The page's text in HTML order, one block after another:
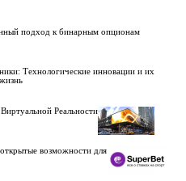
подход к бинарным опционам
Технологические инновации и их
Реальности
возможности для